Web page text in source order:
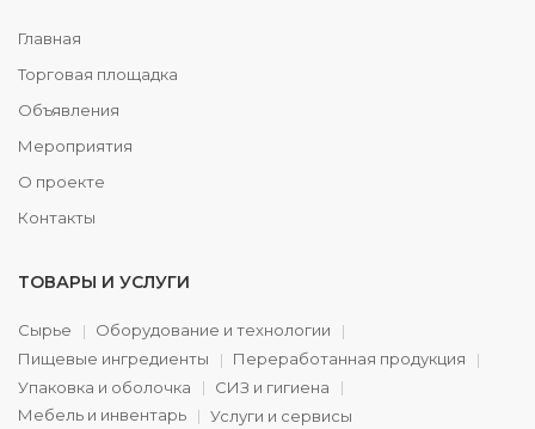
Главная
Торговая площадка
Объявления
Мероприятия
О проекте
Контакты
ТОВАРЫ И УСЛУГИ
Сырье
Оборудование и технологии
Пищевые ингредиенты
Переработанная продукция
Упаковка и оболочка
СИЗ и гигиена
Мебель и инвентарь
Услуги и сервисы